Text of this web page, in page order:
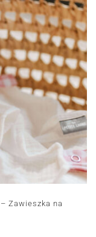
Zawieszka na